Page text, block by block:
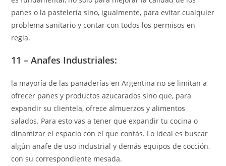
panes o la pastelería sino, igualmente, para evitar cualquier
problema sanitario y contar con todos los permisos en
regla.
11 – Anafes Industriales:
la mayoría de las panaderías en Argentina no se limitan a
ofrecer panes y productos azucarados sino que, para
expandir su clientela, ofrece almuerzos y alimentos
salados. Para esto vas a tener que expandir tu cocina o
dinamizar el espacio con el que contás. Lo ideal es buscar
algún anafe de uso industrial y demás equipos de cocción,
con su correspondiente mesada.